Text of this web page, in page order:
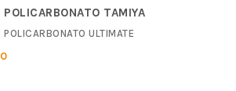
POLICARBONATO TAMIYA
POLICARBONATO ULTIMATE